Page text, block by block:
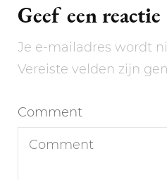
Geef een reactie
Je e-mailadres wordt
Vereiste velden zijn
Comment